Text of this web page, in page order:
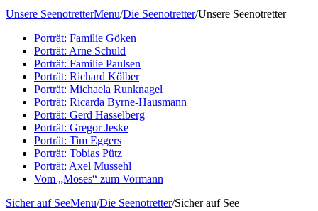
Unsere SeenotretterMenu/Die Seenotretter/Unsere Seenotretter
Porträt: Familie Göken
Porträt: Arne Schuld
Porträt: Familie Paulsen
Porträt: Richard Kölber
Porträt: Michaela Runknagel
Porträt: Ricarda Byrne-Hausmann
Porträt: Gerd Hasselberg
Porträt: Gregor Jeske
Porträt: Tim Eggers
Porträt: Tobias Pütz
Porträt: Axel Mussehl
Vom „Moses“ zum Vormann
Sicher auf SeeMenu/Die Seenotretter/Sicher auf See